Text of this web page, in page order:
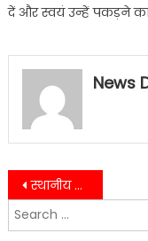
दें और स्वयं उन्हें पकड़ने का
News
Post
स्थानीय प्रजातियों पर फोकस, टांडा रेंज में बड़े पैमाने पर होगा पौधारोपण
Search
for: